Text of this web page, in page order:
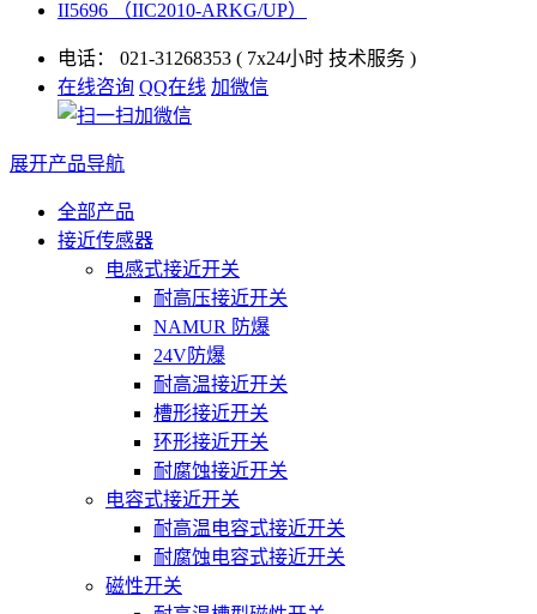
II5696 （IIC2010-ARKG/UP）
电话： 021-31268353 ( 7x24小时 技术服务 )
在线咨询 QQ在线 加微信
展开产品导航
全部产品
接近传感器
电感式接近开关
耐高压接近开关
NAMUR 防爆
24V防爆
耐高温接近开关
槽形接近开关
环形接近开关
耐腐蚀接近开关
电容式接近开关
耐高温电容式接近开关
耐腐蚀电容式接近开关
磁性开关